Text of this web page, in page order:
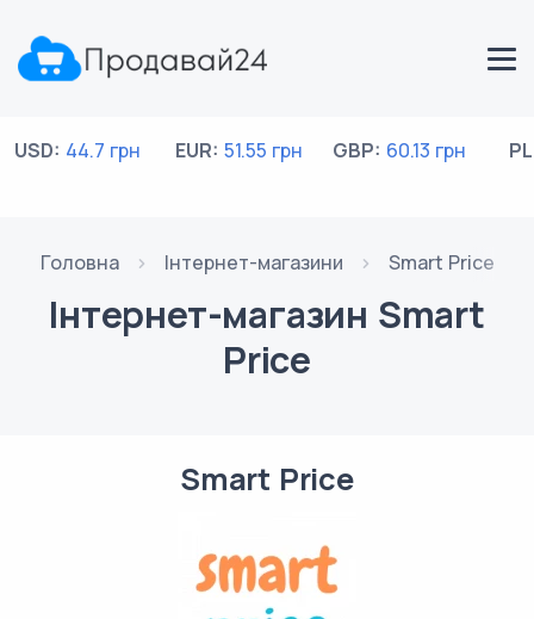
USD: 44.7 грн EUR: 51.55 грн GBP: 60.13 грн
Головна Інтернет-магазини Smart Price
Інтернет-магазин Smart
Price
Smart Price